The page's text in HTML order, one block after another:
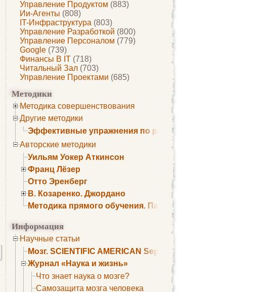
Управление Продуктом (883)
Ии-Агенты (808)
IT-Инфраструктура (803)
Управление Разработкой (800)
Управление Персоналом (779)
Google (739)
Финансы В IT (718)
Читальный Зал (703)
Управление Проектами (685)
Методики
Методика совершенствования
Другие методики
Эффективные упражнения по развитию памяти
Авторские методики
Уильям Уокер Аткинсон
Франц Лёзер
Отто Эренберг
В. Козаренко. Джордано
Методика прямого обучения. Пауль Шелли
Информация
Научные статьи
Мозг. SCIENTIFIC AMERICAN September 1979
Журнал «Наука и жизнь»
Что знает наука о мозге?
Самозащита мозга человека